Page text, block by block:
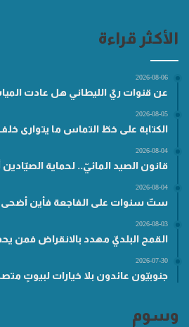
الأكثر قراءة
2026-08-06
عن قنوات ريّ الليطاني هل عادت
2026-08-05
الكتابة على خطّ التماس ما يتوارى
2026-08-04
قانون الصيد المائيّ.. لحماية
2026-08-04
ستّ سنوات على الفاجعة فأين أضحى
2026-08-03
القمح البلديّ مهدد بالانقراض فمن
2026-07-30
جنوبيّون عائدون بلا خيارات لبيوتٍ
وسوم